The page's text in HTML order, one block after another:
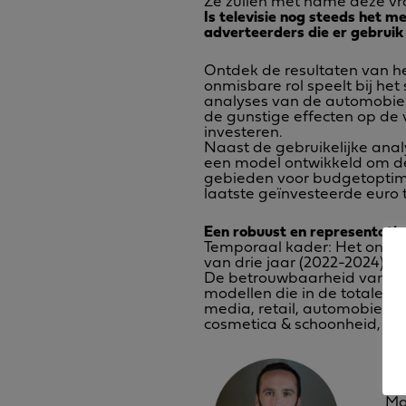
Is televisie nog steeds het
adverteerders die er gebruik
Ontdek de resultaten van
onmisbare rol speelt bij
analyses van de
de gunstige effecten op de
investeren.
Naast de gebruikelijke
een model ontwikkeld om
gebieden voor
laatste geïnvesteerde euro
Een robuust en
Temporaal kader: Het
van drie jaar (2022-2024) in
De betrouwbaarheid van
modellen die in de totale
media, retail, automobiel,
cosmetica & schoonheid,